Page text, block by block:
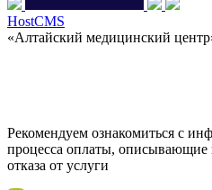
HostCMS
«Алтайский медицинский
Рекомендуем ознакомиться с
процессa оплаты, описывающие
отказа от услуги